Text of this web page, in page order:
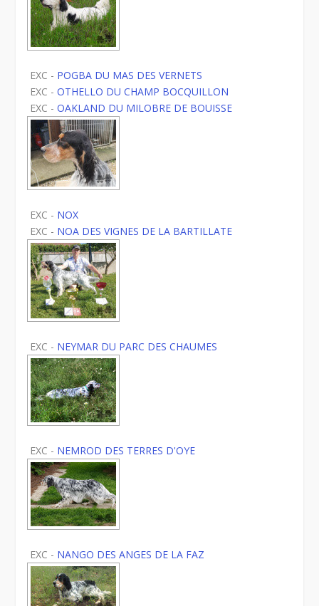
EXC - POGBA DU MAS DES VERNETS
EXC -OTHELLO DU CHAMP BOCQUILLON
EXC -OAKLAND DU MILOBRE DE BOUISSE
EXC - NOX
EXC - NOA DES VIGNES DE LA BARTILLATE
EXC - NEYMAR DU PARC DES CHAUMES
EXC - NEMROD DES TERRES D'OYE
EXC - NANGO DES ANGES DE LA FAZ